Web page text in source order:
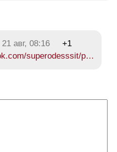
21 авг, 08:16
+1
superodesssit/p…